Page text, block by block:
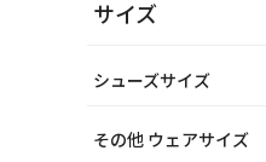
サイズ
シューズサイズ
その他 ウェアサイズ